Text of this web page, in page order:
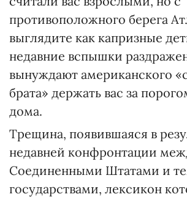
противоположного берега
выглядите как капризные
недавние вспышки
вынуждают американского
брата» держать вас за
дома.
Трещина, появившаяся в
недавней конфронтации
Соединенными Штатами и
государствами, лексикон